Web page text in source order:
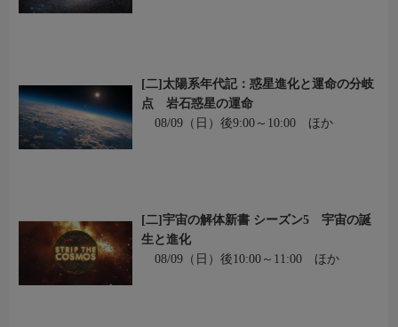
[二]太陽系年代記：惑星進化と運命の分岐
点 岩石惑星の運命
08/09（日）後9:00～10:00 ほか
[二]宇宙の解体新書 シーズン5 宇宙の誕
生と進化
08/09（日）後10:00～11:00 ほか